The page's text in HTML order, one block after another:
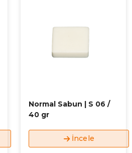
Normal Sabun | S 06 /
40 gr
İncele